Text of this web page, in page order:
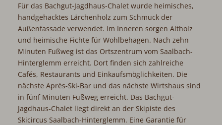
Für das Bachgut-Jagdhaus-Chalet wurde heimisches,
handgehacktes Lärchenholz zum Schmuck der
Außenfassade verwendet. Im Inneren sorgen Altholz
und heimische Fichte für Wohlbehagen. Nach zehn
Minuten Fußweg ist das Ortszentrum vom Saalbach-
Hinterglemm erreicht. Dort finden sich zahlreiche
Cafés, Restaurants und Einkaufsmöglichkeiten. Die
nächste Après-Ski-Bar und das nächste Wirtshaus sind
in fünf Minuten Fußweg erreicht. Das Bachgut-
Jagdhaus-Chalet liegt direkt an der Skipiste des
Skicircus Saalbach-Hinterglemm. Eine Garantie für